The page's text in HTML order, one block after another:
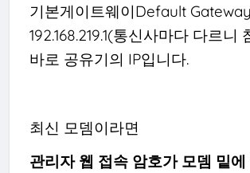
기본게이트웨이Default
192.168.219.1(통신사마다 다르니
바로 공유기의 IP입니다.
최신 모뎀이라면
관리자 웹 접속 암호가 모뎀 밑